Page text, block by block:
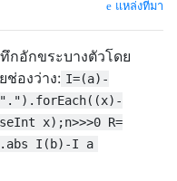
แหล่งที่มา
อักขระบางตัวโดย
ช่องว่าง: I=(a)-
x);n>>>0 R=
I(b)-I a